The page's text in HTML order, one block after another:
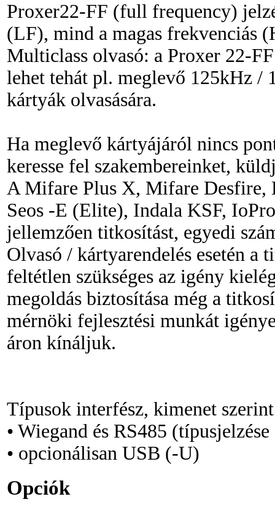
Proxer22-FF (full frequency)
(LF), mind a magas frekvenciás
Multiclass olvasó: a Proxer 22-
lehet tehát pl. meglevő 125kHz /
kártyák olvasására.
Ha meglevő kártyájáról nincs
keresse fel szakembereinket,
A Mifare Plus X, Mifare
Seos -E (Elite), Indala KSF,
jellemzően titkosítást, egyedi
Olvasó / kártyarendelés esetén a
feltétlen szükséges az igény
megoldás biztosítása még a
mérnöki fejlesztési munkát
áron kínáljuk.
Típusok interfész, kimenet
• Wiegand és RS485
• opcionálisan USB (-U)
Opciók